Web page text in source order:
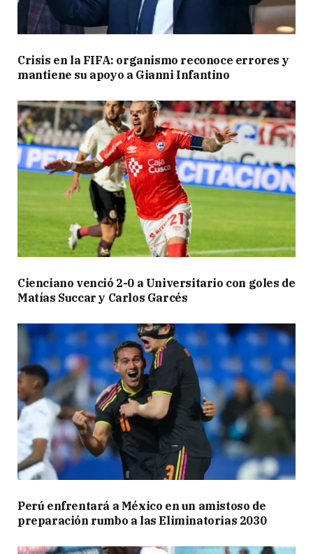
Crisis en la FIFA: organismo reconoce errores y
mantiene su apoyo a Gianni Infantino
Cienciano venció 2-0 a Universitario con goles de
Matías Succar y Carlos Garcés
Perú enfrentará a México en un amistoso de
preparación rumbo a las Eliminatorias 2030